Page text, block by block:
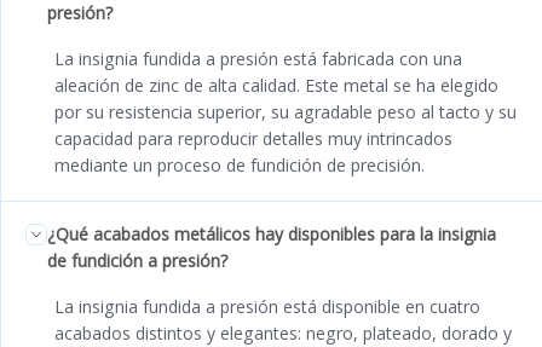
presión?
La insignia fundida a presión está fabricada con una
aleación de zinc de alta calidad. Este metal se ha elegido
por su resistencia superior, su agradable peso al tacto y su
capacidad para reproducir detalles muy intrincados
mediante un proceso de fundición de precisión.
¿Qué acabados metálicos hay disponibles para la insignia
de fundición a presión?
La insignia fundida a presión está disponible en cuatro
acabados distintos y elegantes: negro, plateado, dorado y